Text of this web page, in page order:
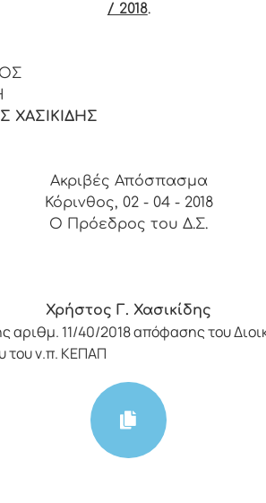
/ 2018.
ΧΑΣΙΚΙΔΗΣ
Ακριβές Απόσπασμα
Κόρινθος, 02 - 04 - 2018
Ο Πρόεδρος του Δ.Σ.
Χρήστος Γ. Χασικίδης
αριθμ. 11/40/2018 απόφασης του
του ν.π. ΚΕΠΑΠ